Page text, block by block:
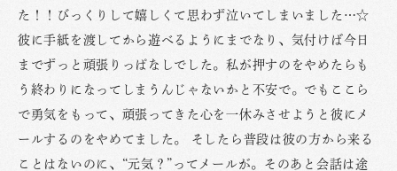
た！！びっくりして嬉しくて思わず泣いてしまいました…☆
彼に手紙を渡してから遊べるようにまでなり、気付けば今日
までずっと頑張りっぱなしでした。私が押すのをやめたらも
う終わりになってしまうんじゃないかと不安で。でもここら
で勇気をもって、頑張ってきた心を一休みさせようと彼にメ
ールするのをやめてました。 そしたら普段は彼の方から来る
ことはないのに、“元気？”ってメールが。そのあと会話は途